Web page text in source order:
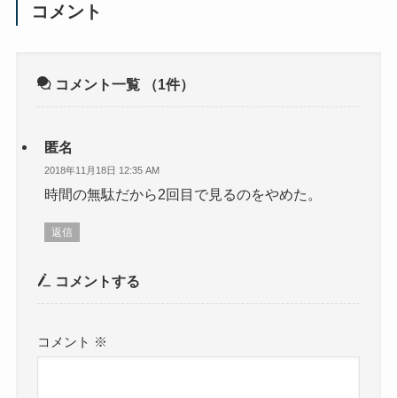
コメント
コメント一覧 （1件）
匿名
2018年11月18日 12:35 AM
時間の無駄だから2回目で見るのをやめた。
返信
コメントする
コメント ※